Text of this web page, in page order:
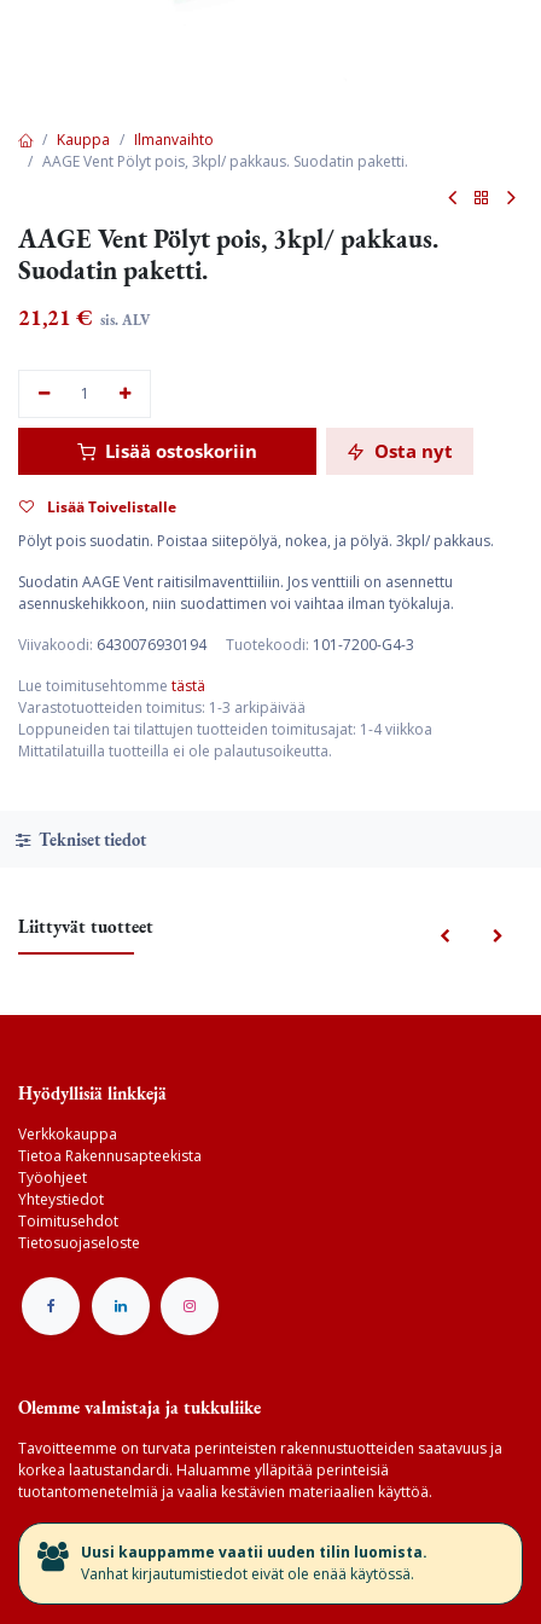
Kauppa
Ilmanvaihto
AAGE Vent Pölyt pois, 3kpl/ pakkaus. Suodatin paketti.
AAGE Vent Pölyt pois, 3kpl/ pakkaus.
Suodatin paketti.
21,21 € sis. ALV
Lisää ostoskoriin Osta nyt
Lisää Toivelistalle
Pölyt pois suodatin. Poistaa siitepölyä, nokea, ja pölyä. 3kpl/ pakkaus.
Suodatin AAGE Vent raitisilmaventtiiliin. Jos venttiili on asennettu
asennuskehikkoon, niin suodattimen voi vaihtaa ilman työkaluja.
Viivakoodi: 6430076930194 Tuotekoodi: 101-7200-G4-3
Lue toimitusehtomme tästä
Varastotuotteiden toimitus: 1-3 arkipäivää
Loppuneiden tai tilattujen tuotteiden toimitusajat: 1-4 viikkoa
Mittatilatuilla tuotteilla ei ole palautusoikeutta.
Tekniset tiedot
Liittyvät tuotteet
Hyödyllisiä linkkejä
Verkkokauppa
Tietoa Rakennusapteekista
Työohjeet
Yhteystiedot
Toimitusehdot
Tietosuojaseloste
Olemme valmistaja ja tukkuliike
Tavoitteemme on turvata perinteisten rakennustuotteiden saatavuus ja
korkea laatustandardi. Haluamme ylläpitää perinteisiä
tuotantomenetelmiä ja vaalia kestävien materiaalien käyttöä.
​Uusi kauppamme vaatii uuden tilin luomista.
Vanhat kirjautumistiedot eivät ole enää käytössä.